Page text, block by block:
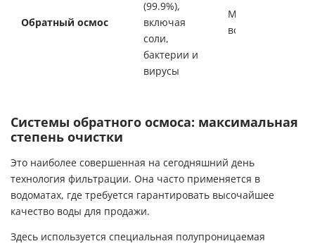
Обратный осмос
(99.9%),
включая
соли,
бактерии и
вирусы
Молекулы
воды (H₂O)
Системы обратного осмоса: максимальная
степень очистки
Это наиболее совершенная на сегодняшний день
технология фильтрации. Она часто применяется в
водоматах, где требуется гарантировать высочайшее
качество воды для продажи.
Здесь используется специальная полупроницаемая